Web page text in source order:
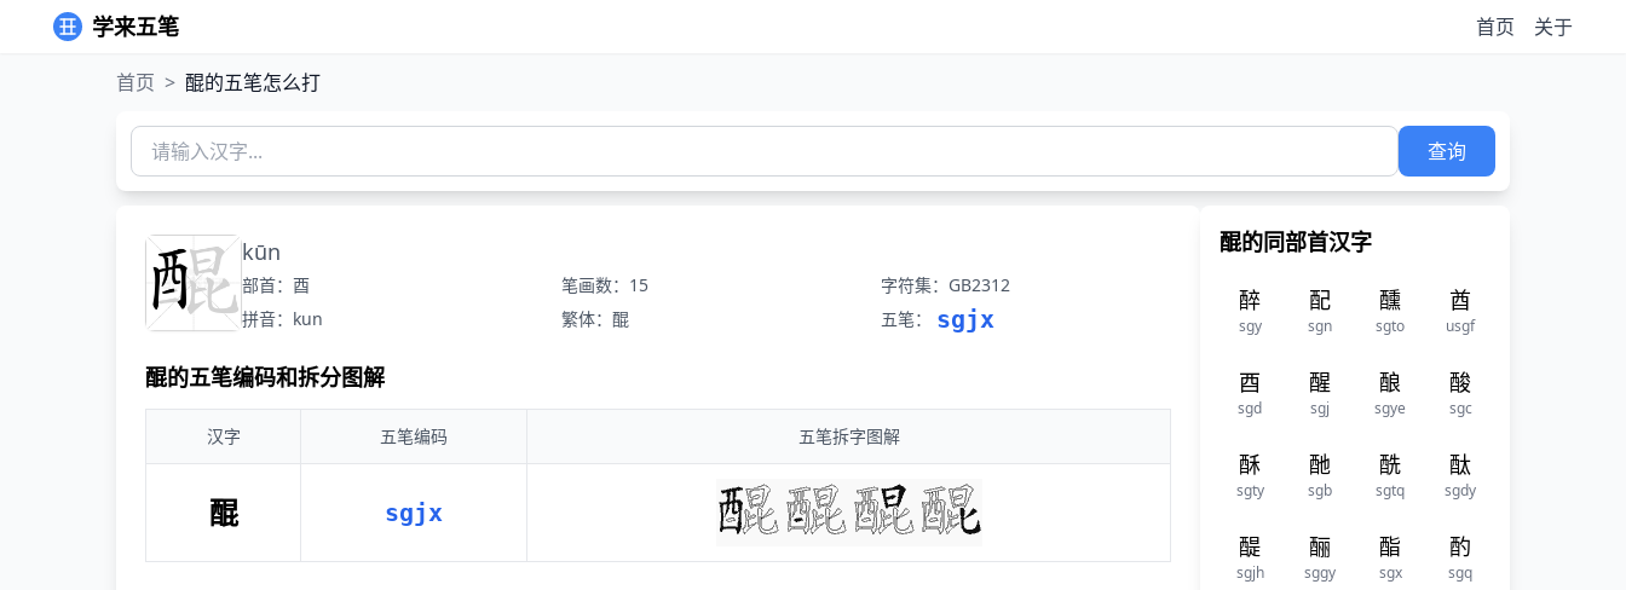
学来五笔 首页 关于
首页 > 醌的五笔怎么打
查询
kūn
部首：酉 笔画数：15
字符集：GB2312
拼音：kun
繁体：醌 五笔：
sgjx
醌的五笔编码和拆分图解
汉字 五笔编码 五笔拆字图解
醌 sgjx
醌的同部首汉字
醉
sgy
配
sgn
醺
sgto
酋
usgf
酉
sgd
醒
sgj
酿
sgye
酸
sgc
酥
sgty
酏
sgb
酰
sgtq
酞
sgdy
醍
sgjh
酾
sggy
酯
sgx
酌
sgq